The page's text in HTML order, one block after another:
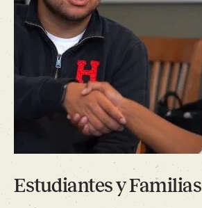
Estudiantes y Familias